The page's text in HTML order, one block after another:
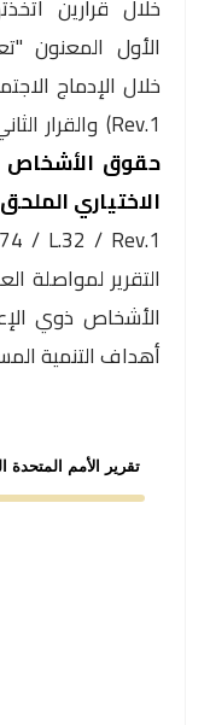
خلال قرارين
الأول المعنون
Rev.1) والقرار الثاني المعنون
حقوق الأشخاص
الاختياري
التقرير
الأشخاص ذوي
أهداف التنمية
تقرير الأمم المتحدة